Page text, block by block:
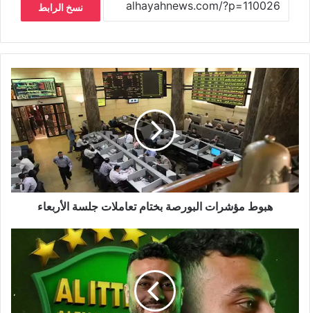
نسخ الرابط
هبوط مؤشرات البورصة بختام تعاملات جلسة الأربعاء